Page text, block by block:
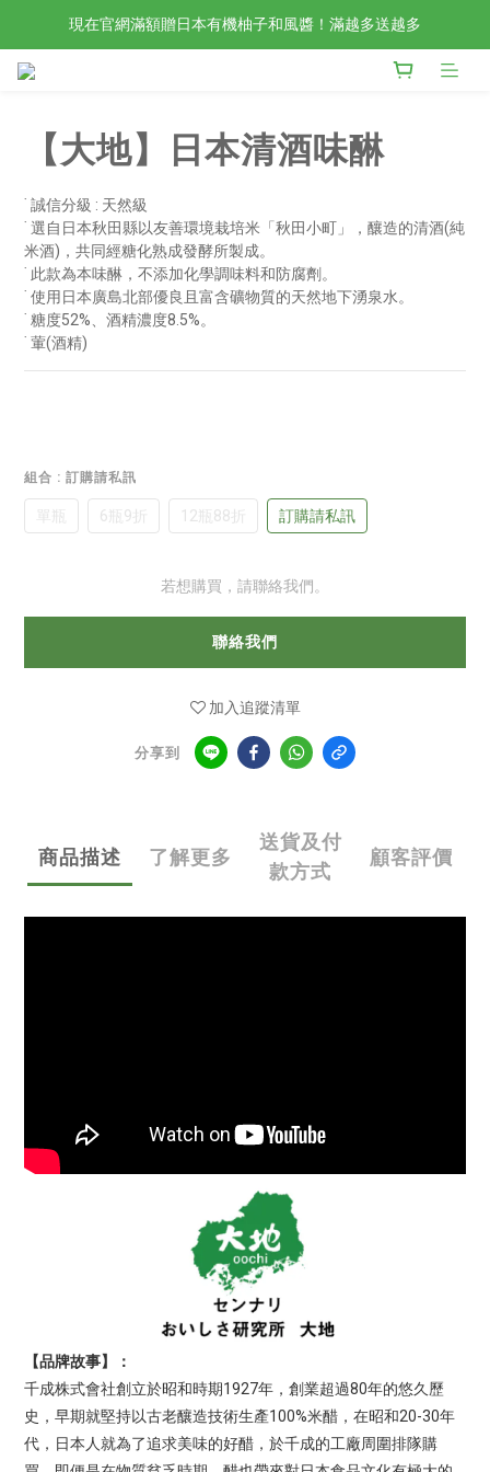
檢驗合格的歐洲好油現在任選2入88折4入85折！
現在官網滿額贈日本有機柚子和風醬！滿越多送越多
新會員限定📣現在加入官網會員立刻享有120元購物金！
【大地】日本清酒味醂
˙ 誠信分級 : 天然級
˙ 選自日本秋田縣以友善環境栽培米「秋田小町」，釀造的清酒(純
米酒)，共同經糖化熟成發酵所製成。
˙ 此款為本味醂，不添加化學調味料和防腐劑。
˙ 使用日本廣島北部優良且富含礦物質的天然地下湧泉水。
˙ 糖度52%、酒精濃度8.5%。
˙ 葷(酒精)
組合 : 訂購請私訊
6瓶9折 12瓶88折 訂購請私訊
若想購買，請聯絡我們。
聯絡我們
加入追蹤清單
分享到
商品描述 了解更多
送貨及付
款方式
顧客評價
【品牌故事】：
千成株式會社創立於昭和時期 1927年，創業超過80年的悠久歷
史，早期就堅持以古老釀造技術生產100%米醋，在昭和 20-30年
代，日本人就為了追求美味的好醋，於千成的工廠周圍排隊購